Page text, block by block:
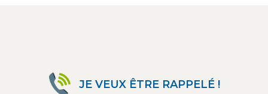
JE VEUX ÊTRE RAPPELÉ !